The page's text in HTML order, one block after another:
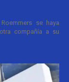
se haya
compañía a su